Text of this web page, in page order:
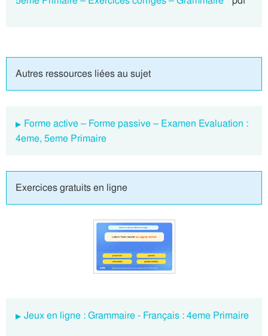
Autres ressources liées au sujet
Forme active – Forme passive – Examen Evaluation :
4eme, 5eme Primaire
Exercices gratuits en ligne
Jeux en ligne : Grammaire - Français : 4eme Primaire